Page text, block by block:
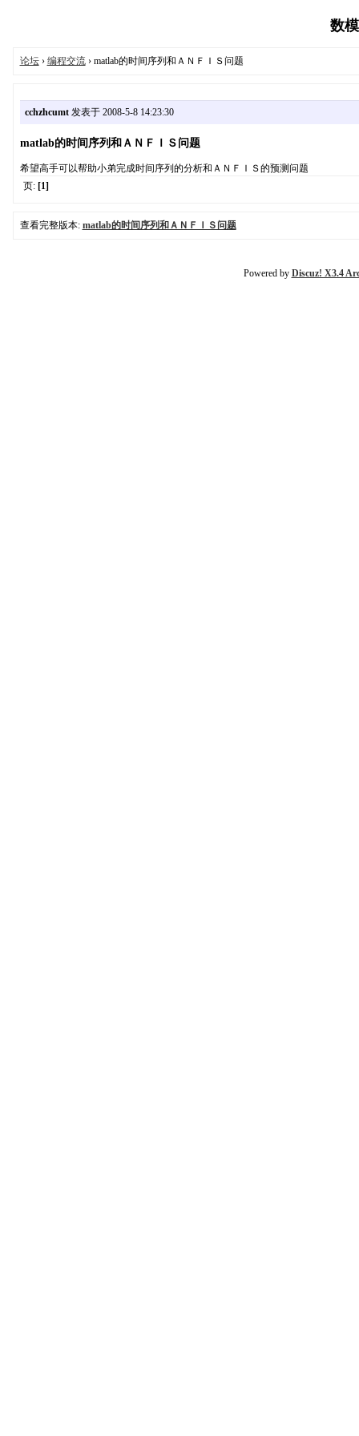
数
论坛› 编程交流› matlab的时间序列和ＡＮＦＩＳ问题
cchzhcumt发表于 2008-5-8 14:23:30
matlab的时间序列和ＡＮＦＩＳ问题
希望高手可以帮助小弟完成时间序列的分析和ＡＮＦＩＳ的预测问题
页: [1]
查看完整版本: matlab的时间序列和ＡＮＦＩＳ问题
Powered by Discuz! X3.4